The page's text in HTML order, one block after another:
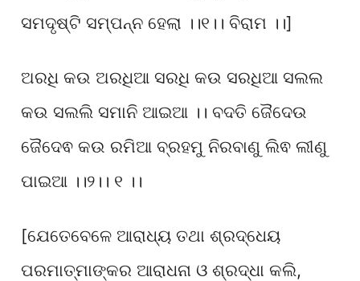
ସମଦୃଷ୍ଟି ସମ୍ପନ୍ନ ହେଲା ।।୧।। ବିରାମ ।।]
ଅରଧି କଉ ଅରଧିଆ ସରଧି କଉ ସରଧିଆ ସଲଲ
କଉ ସଲଲି ସମାନି ଆଇଆ ।। ବଦତି ଜୈଦେଉ
ଜୈଦେଵ କଉ ରମିଆ ବ୍ରହମୁ ନିରବାଣୁ ଲିଵ ଲୀଣୁ
ପାଇଆ ।।୨।। ୧ ।।
[ଯେତେବେଳେ ଆରାଧ୍ୟ ତଥା ଶ୍ରଦ୍ଧେୟ
ପରମାତ୍ମାଙ୍କର ଆରାଧନା ଓ ଶ୍ରଦ୍ଧା କଲି,